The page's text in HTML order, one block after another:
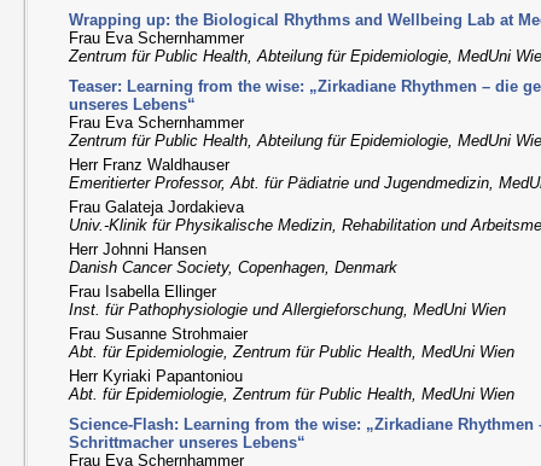
Wrapping up: the Biological Rhythms and Wellbeing Lab at
Frau Eva Schernhammer
Zentrum für Public Health, Abteilung für Epidemiologie, MedUni
Teaser: Learning from the wise: „Zirkadiane Rhythmen – die
unseres Lebens“
Frau Eva Schernhammer
Zentrum für Public Health, Abteilung für Epidemiologie, MedUni
Herr Franz Waldhauser
Emeritierter Professor, Abt. für Pädiatrie und Jugendmedizin,
Frau Galateja Jordakieva
Univ.-Klinik für Physikalische Medizin, Rehabilitation und
Herr Johnni Hansen
Danish Cancer Society, Copenhagen, Denmark
Frau Isabella Ellinger
Inst. für Pathophysiologie und Allergieforschung, MedUni Wien
Frau Susanne Strohmaier
Abt. für Epidemiologie, Zentrum für Public Health, MedUni Wien
Herr Kyriaki Papantoniou
Abt. für Epidemiologie, Zentrum für Public Health, MedUni Wien
Science-Flash: Learning from the wise: „Zirkadiane Rhythmen
Schrittmacher unseres Lebens“
Frau Eva Schernhammer